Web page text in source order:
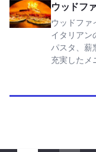
ウッドフ
ウッドファ
イタリアン
パスタ、薪
充実したメ
ウッドファイヤー